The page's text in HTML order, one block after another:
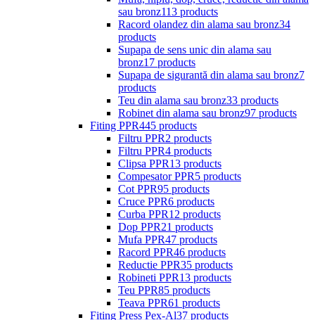
sau bronz113 products
Racord olandez din alama sau bronz34
products
Supapa de sens unic din alama sau
bronz17 products
Supapa de sigurantă din alama sau bronz7
products
Teu din alama sau bronz33 products
Robinet din alama sau bronz97 products
Fiting PPR445 products
Filtru PPR2 products
Filtru PPR4 products
Clipsa PPR13 products
Compesator PPR5 products
Cot PPR95 products
Cruce PPR6 products
Curba PPR12 products
Dop PPR21 products
Mufa PPR47 products
Racord PPR46 products
Reductie PPR35 products
Robineti PPR13 products
Teu PPR85 products
Teava PPR61 products
Fiting Press Pex-Al37 products